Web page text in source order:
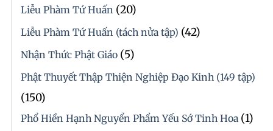
Liễu Phàm Tứ Huấn (20)
Liễu Phàm Tứ Huấn (tách nửa tập) (42)
Nhận Thức Phật Giáo (5)
Phật Thuyết Thập Thiện Nghiệp Đạo Kinh (149 tập)
(150)
Phổ Hiền Hạnh Nguyển Phẩm Yếu Sớ Tinh Hoa (1)